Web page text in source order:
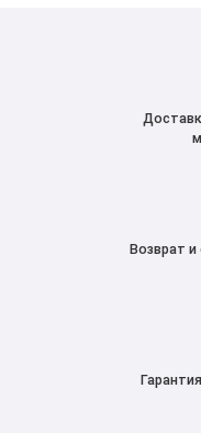
Возврат и